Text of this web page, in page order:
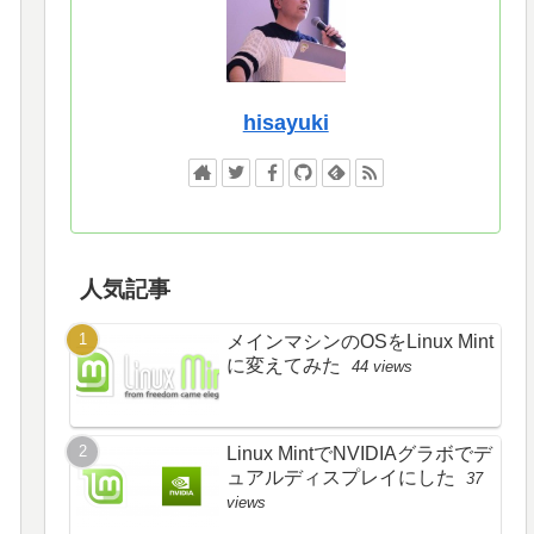
hisayuki
人気記事
メインマシンのOSをLinux Mint
に変えてみた
44 views
Linux MintでNVIDIAグラボでデ
ュアルディスプレイにした
37
views